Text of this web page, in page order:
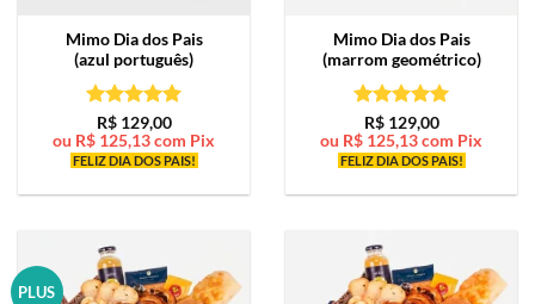
Mimo Dia dos Pais
(azul português)
Avaliação5
de 5
R$129,00
ou R$ 125,13com Pix
FELIZ DIA DOS PAIS!
Mimo Dia dos Pais
(marrom geométrico)
Avaliação5
de 5
R$129,00
ou R$ 125,13com Pix
FELIZ DIA DOS PAIS!
PLUS